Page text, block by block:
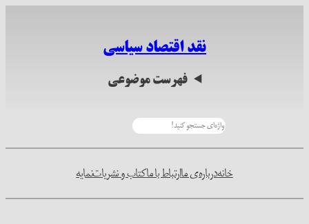
نقد اقتصاد سیاسی
فهرست موضوعی
خانهدرباره‌ی ماارتباط با ماکتاب و نشریاتنمایه